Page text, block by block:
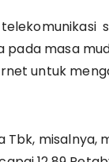
pada masa
untuk
Tbk,